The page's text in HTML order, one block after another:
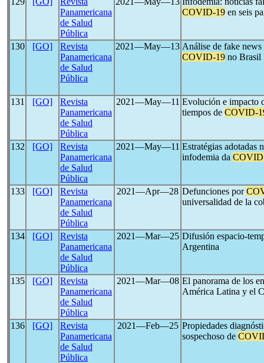
Panamericana
de Salud
Pública
COVID-19 en seis
130 [GO]
Revista
Panamericana
de Salud
Pública
2021―May―13 Análise de fake news
COVID-19 no Brasil
131 [GO]
Revista
Panamericana
de Salud
Pública
2021―May―11 Evolución e impacto
tiempos de COVID-
132 [GO]
Revista
Panamericana
de Salud
Pública
2021―May―11 Estratégias adotadas
infodemia da
133 [GO]
Revista
Panamericana
de Salud
Pública
2021―Apr―28 Defunciones por
universalidad de la
134 [GO]
Revista
Panamericana
de Salud
Pública
2021―Mar―25 Difusión espacio-
Argentina
135 [GO]
Revista
Panamericana
de Salud
Pública
2021―Mar―08 El panorama de los
América Latina y el
136 [GO]
Revista
Panamericana
de Salud
Pública
2021―Feb―25 Propiedades
sospechoso de